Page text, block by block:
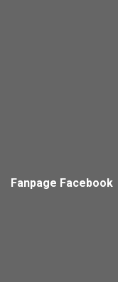
Fanpage Facebook